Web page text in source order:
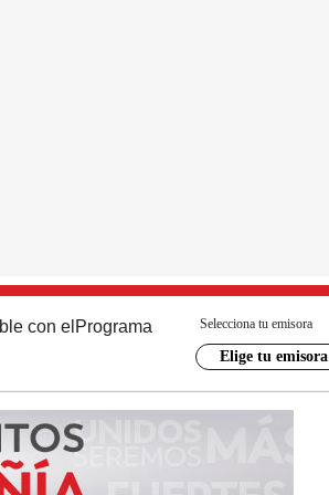
con el Programa Selecciona tu emisora
Elige tu emisora